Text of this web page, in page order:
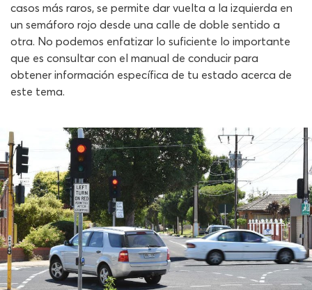
casos más raros, se permite dar vuelta a la izquierda en
un semáforo rojo desde una calle de doble sentido a
otra. No podemos enfatizar lo suficiente lo importante
que es consultar con el manual de conducir para
obtener información específica de tu estado acerca de
este tema.